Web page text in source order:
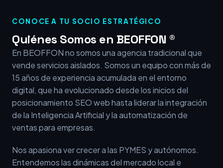
CONOCE A TU SOCIO ESTRATÉGICO
Quiénes Somos en BEOFFON ®
En BEOFFON no somos una agencia tradicional que
vende servicios aislados. Somos un equipo con más de
15 años de experiencia acumulada en el entorno
digital, que ha evolucionado desde los inicios del
posicionamiento SEO web hasta liderar la integración
de la Inteligencia Artificial y la automatización de
ventas para empresas.
Nos apasiona ver crecer a las PYMES y autónomos.
Entendemos las dinámicas del mercado local e